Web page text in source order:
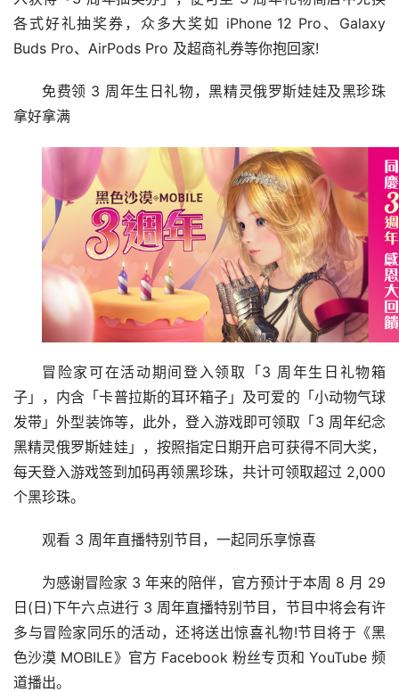
各式好礼抽奖券，众多大奖如 iPhone 12 Pro、Galaxy
Buds Pro、AirPods Pro 及超商礼券等你抱回家!
免费领 3 周年生日礼物，黑精灵俄罗斯娃娃及黑珍珠
拿好拿满
冒险家可在活动期间登入领取「3 周年生日礼物箱
子」，内含「卡普拉斯的耳环箱子」及可爱的「小动物气球
发带」外型装饰等，此外，登入游戏即可领取「3 周年纪念
黑精灵俄罗斯娃娃」，按照指定日期开启可获得不同大奖，
每天登入游戏签到加码再领黑珍珠，共计可领取超过 2,000
个黑珍珠。
观看 3 周年直播特别节目，一起同乐享惊喜
为感谢冒险家 3 年来的陪伴，官方预计于本周 8 月 29
日(日)下午六点进行 3 周年直播特别节目，节目中将会有许
多与冒险家同乐的活动，还将送出惊喜礼物!节目将于《黑
色沙漠 MOBILE》官方 Facebook 粉丝专页和 YouTube 频
道播出。